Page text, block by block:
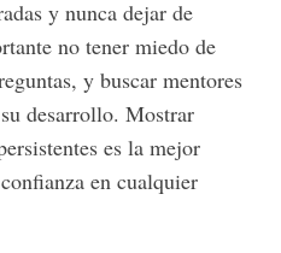
y nunca dejar de
no tener miedo de
y buscar mentores
desarrollo. Mostrar
es la mejor
en cualquier